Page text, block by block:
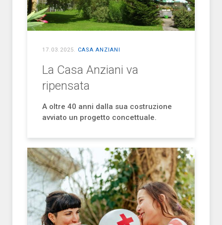
17.03.2025. CASA ANZIANI
La Casa Anziani va
ripensata
A oltre 40 anni dalla sua costruzione
avviato un progetto concettuale.